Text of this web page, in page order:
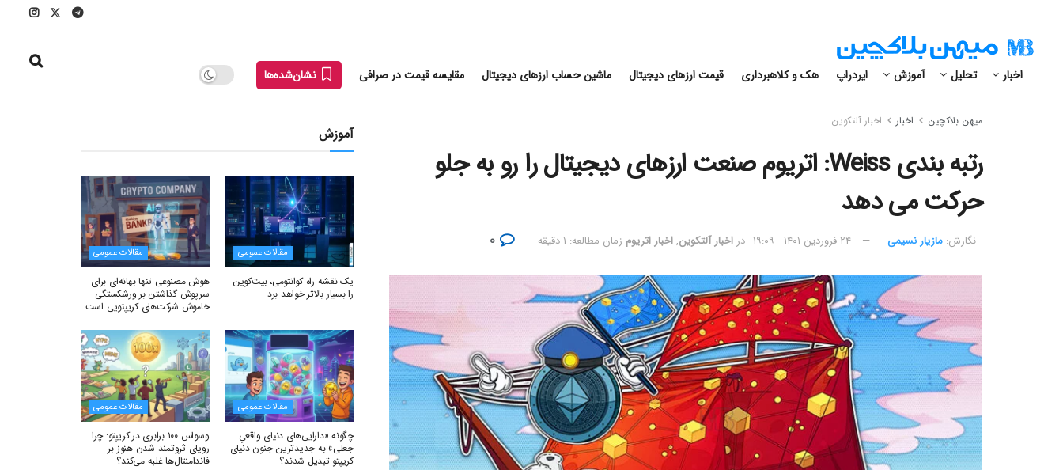
اخبار تحلیل آموزش ایردراپ هک و کلاهبرداری قیمت ارزهای دیجیتال ماشین حساب ارزهای دیجیتال مقایسه قیمت در صرافی نشان‌شده‌ها
میهن بلاکچین اخبار اخبار آلتکوین
رتبه بندی Weiss: اتریوم صنعت ارزهای دیجیتال را رو به جلو
حرکت می دهد
نگارش:‌ مازیار نسیمی ۲۴ فروردین ۱۴۰۱ - ۱۹:۰۹ در اخبار آلتکوین,اخبار اتریوم زمان مطالعه: ۱ دقیقه
آموزش
مقالات عمومی
یک نقشه راه کوانتومی، بیت‌کوین
را بسیار بالاتر خواهد برد
مقالات عمومی
هوش مصنوعی تنها بهانه‌ای برای
سرپوش گذاشتن بر ورشکستگی
خاموش شرکت‌های کریپتویی است
مقالات عمومی
چگونه «دارایی‌های دنیای واقعیِ
جعلی» به جدیدترین جنون دنیای
کریپتو تبدیل شدند؟
مقالات عمومی
وسواس ۱۰۰ برابری در کریپتو: چرا
رویای ثروتمند شدن هنوز بر
فاندامنتال‌ها غلبه می‌کند؟